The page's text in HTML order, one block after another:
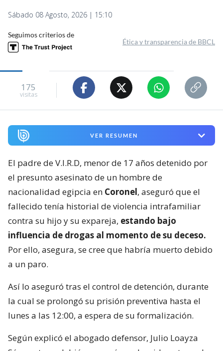
Sábado 08 Agosto, 2026 | 15:10
Seguimos criterios de
Ética y transparencia de BBCL
175
visitas
VER RESUMEN
El padre de V.I.R.D, menor de 17 años detenido por
el presunto asesinato de un hombre de
nacionalidad egipcia en Coronel, aseguró que el
fallecido tenía historial de violencia intrafamiliar
contra su hijo y su expareja, estando bajo
influencia de drogas al momento de su deceso.
Por ello, asegura, se cree que habría muerto debido
a un paro.
Así lo aseguró tras el control de detención, durante
la cual se prolongó su prisión preventiva hasta el
lunes a las 12:00, a espera de su formalización.
Según explicó el abogado defensor, Julio Loayza